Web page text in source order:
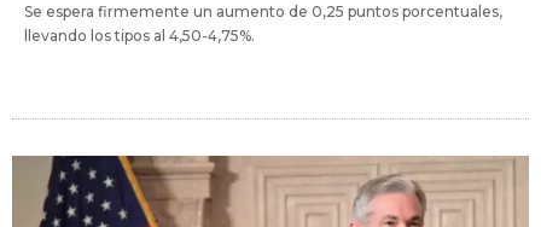
Se espera firmemente un aumento de 0,25 puntos porcentuales,
llevando los tipos al 4,50-4,75%.